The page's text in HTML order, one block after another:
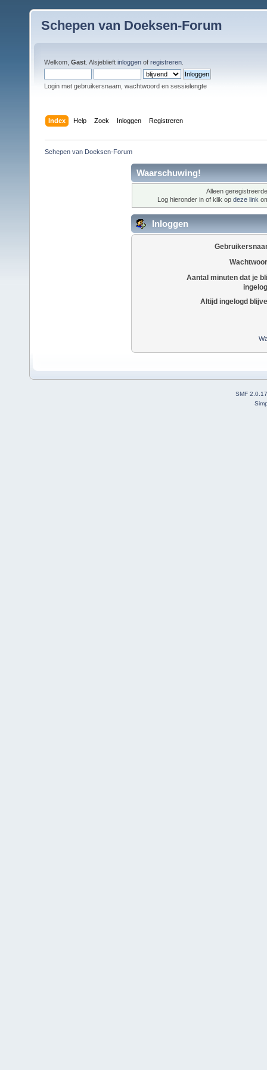
Schepen van Doeksen-Forum
Welkom, Gast . Alsjeblieft inloggen of registreren
Login met gebruikersnaam, wachtwoord en sessielengte
Index Help Zoek Inloggen Registreren
Schepen van Doeksen-Forum
Waarschuwing!
Alleen
Log hieronder in of klik op deze link
Inloggen
Aantal minuten dat je
Altijd ingelogd
SMF 2.0.17